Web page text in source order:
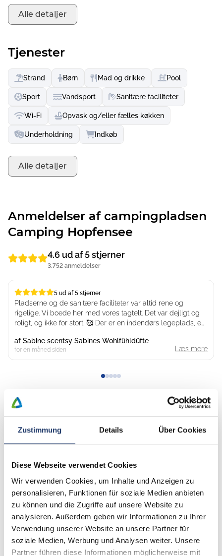
Zustimmung Details Über Cookies
Diese Webseite verwendet Cookies
Wir verwenden Cookies, um Inhalte und Anzeigen zu
personalisieren, Funktionen für soziale Medien anbieten
zu können und die Zugriffe auf unsere Website zu
analysieren. Außerdem geben wir Informationen zu Ihrer
Verwendung unserer Website an unsere Partner für
soziale Medien, Werbung und Analysen weiter. Unsere
Partner führen diese Informationen möglicherweise mit
Alle detaljer
Tjenester
Strand Børn Mad og drikke Pool
Sport Vandsport Sanitære faciliteter
Wi-Fi Opvask og/eller fælles køkken
Underholdning Indkøb
Alle detaljer
Anmeldelser af campingpladsen
Camping Hopfensee
4.6 ud af 5 stjerner
3.752 anmeldelser
5 ud af 5 stjerner5 ud af 5 stjerner
Pladserne og de sanitære faciliteter var altid rene og
rigelige. Vi boede her med vores tagtelt. Det var dejligt og
roligt, og ikke for stort. 🥰 Der er en indendørs legeplads, en
ikke prøvet saunaen endnu, men vi har hørt, at den er meget
dejlig. Alle var venlige og hjælpsomme, og der er en
fantastisk butik, der har alt, hvad man behøver. Restaurant
Tante Paula har altid fremragende mad, og de tilbyder
af Sabine scentsy Sabines Wohlfühldüfte
for én måned siden Læs mere
Kontakt
På dette tidspunkt finder du et eksternt
Mapbox-kort.
Mapbox-kort er eksternt indhold. Det betyder, at
personlige data kan overføres til
tredjepartsplatforme. Accepter marketingcookies for
at se kortet. Du kan finde mere information i vores